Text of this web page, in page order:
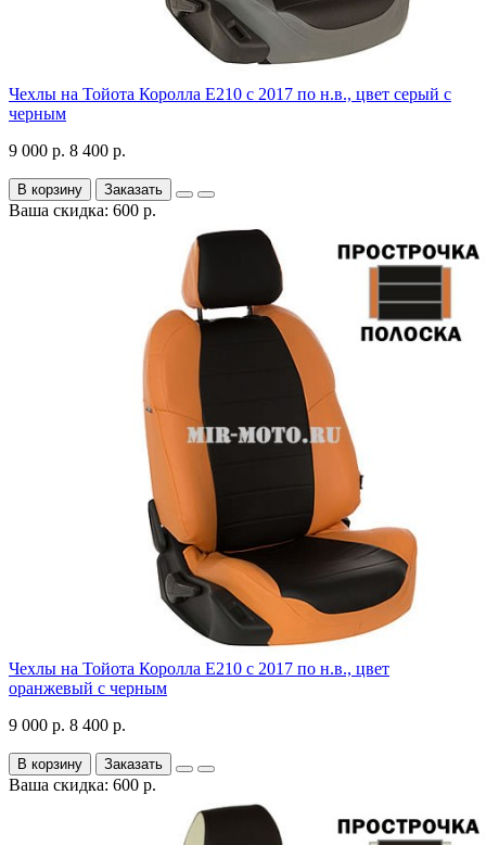
Чехлы на Тойота Королла Е210 с 2017 по н.в., цвет серый с
черным
9 000 р. 8 400 р.
В корзину Заказать
Ваша скидка: 600 р.
Чехлы на Тойота Королла Е210 с 2017 по н.в., цвет
оранжевый с черным
9 000 р. 8 400 р.
В корзину Заказать
Ваша скидка: 600 р.